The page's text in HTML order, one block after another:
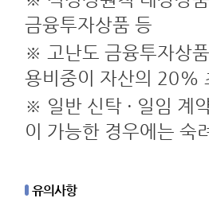
금융투자상품 등
※ 고난도 금융투자상
용비중이 자산의 20%
※ 일반 신탁 · 일임 계
이 가능한 경우에는 숙
유의사항